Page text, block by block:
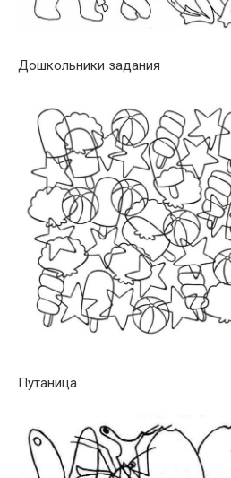
Дошкольники задания
Путаница